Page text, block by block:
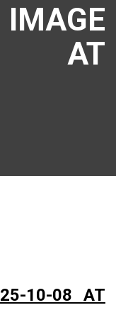
AT
10-08 AT